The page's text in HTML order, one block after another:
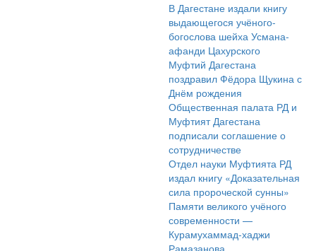
В Дагестане издали книгу
выдающегося учёного-
богослова шейха Усмана-
афанди Цахурского
Муфтий Дагестана
поздравил Фёдора Щукина с
Днём рождения
Общественная палата РД и
Муфтият Дагестана
подписали соглашение о
сотрудничестве
Отдел науки Муфтията РД
издал книгу «Доказательная
сила пророческой сунны»
Памяти великого учёного
современности —
Курамухаммад-хаджи